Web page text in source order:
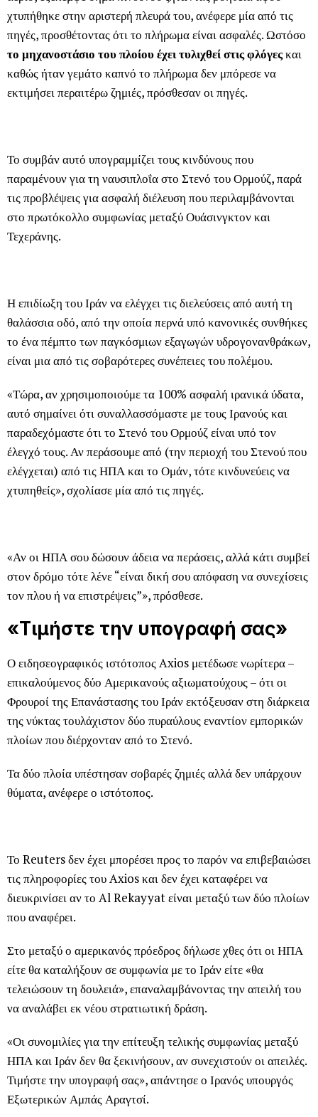
χτυπήθηκε στην αριστερή πλευρά του, ανέφερε μία από τις
πηγές, προσθέτοντας ότι το πλήρωμα είναι ασφαλές. Ωστόσο
το μηχανοστάσιο του πλοίου έχει τυλιχθεί στις φλόγεςκαι
καθώς ήταν γεμάτο καπνό το πλήρωμα δεν μπόρεσε να
εκτιμήσει περαιτέρω ζημιές, πρόσθεσαν οι πηγές.
Το συμβάν αυτό υπογραμμίζει τους κινδύνους που
παραμένουν για τη ναυσιπλοΐα στο Στενό του Ορμούζ, παρά
τις προβλέψεις για ασφαλή διέλευση που περιλαμβάνονται
στο πρωτόκολλο συμφωνίας μεταξύ Ουάσινγκτον και
Τεχεράνης.
Η επιδίωξη του Ιράν να ελέγχει τις διελεύσεις από αυτή τη
θαλάσσια οδό, από την οποία περνά υπό κανονικές συνθήκες
το ένα πέμπτο των παγκόσμιων εξαγωγών υδρογονανθράκων,
είναι μια από τις σοβαρότερες συνέπειες του πολέμου.
«Τώρα, αν χρησιμοποιούμε τα 100% ασφαλή ιρανικά ύδατα,
αυτό σημαίνει ότι συναλλασσόμαστε με τους Ιρανούς και
παραδεχόμαστε ότι το Στενό του Ορμούζ είναι υπό τον
έλεγχό τους. Αν περάσουμε από (την περιοχή του Στενού που
ελέγχεται) από τις ΗΠΑ και το Ομάν, τότε κινδυνεύεις να
χτυπηθείς», σχολίασε μία από τις πηγές.
«Αν οι ΗΠΑ σου δώσουν άδεια να περάσεις, αλλά κάτι συμβεί
στον δρόμο τότε λένε “είναι δική σου απόφαση να συνεχίσεις
τον πλου ή να επιστρέψεις”», πρόσθεσε.
«Τιμήστε την υπογραφή σας»
Ο ειδησεογραφικός ιστότοπος Axios μετέδωσε νωρίτερα –
επικαλούμενος δύο Αμερικανούς αξιωματούχους – ότι οι
Φρουροί της Επανάστασης του Ιράν εκτόξευσαν στη διάρκεια
της νύκτας τουλάχιστον δύο πυραύλους εναντίον εμπορικών
πλοίων που διέρχονταν από το Στενό.
Τα δύο πλοία υπέστησαν σοβαρές ζημιές αλλά δεν υπάρχουν
θύματα, ανέφερε ο ιστότοπος.
Το Reuters δεν έχει μπορέσει προς το παρόν να επιβεβαιώσει
τις πληροφορίες του Axios και δεν έχει καταφέρει να
διευκρινίσει αν το Al Rekayyat είναι μεταξύ των δύο πλοίων
που αναφέρει.
Στο μεταξύ ο αμερικανός πρόεδρος δήλωσε χθες ότι οι ΗΠΑ
είτε θα καταλήξουν σε συμφωνία με το Ιράν είτε «θα
τελειώσουν τη δουλειά», επαναλαμβάνοντας την απειλή του
να αναλάβει εκ νέου στρατιωτική δράση.
«Οι συνομιλίες για την επίτευξη τελικής συμφωνίας μεταξύ
ΗΠΑ και Ιράν δεν θα ξεκινήσουν, αν συνεχιστούν οι απειλές.
Τιμήστε την υπογραφή σας», απάντησε ο Ιρανός υπουργός
Εξωτερικών Αμπάς Αραγτσί.